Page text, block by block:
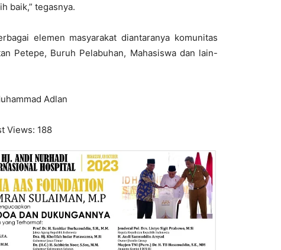
baik,” tegasnya.
elemen masyarakat diantaranya komunitas
Petepe, Buruh Pelabuhan, Mahasiswa dan lain-
Adlan
Views: 188